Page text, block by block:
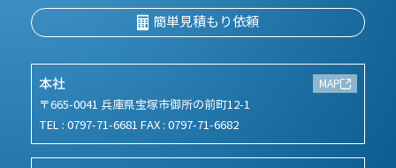
簡単見積もり依頼
本社 MAP
〒665-0041 兵庫県宝塚市御所の前町12-1
TEL : 0797-71-6681 FAX : 0797-71-6682